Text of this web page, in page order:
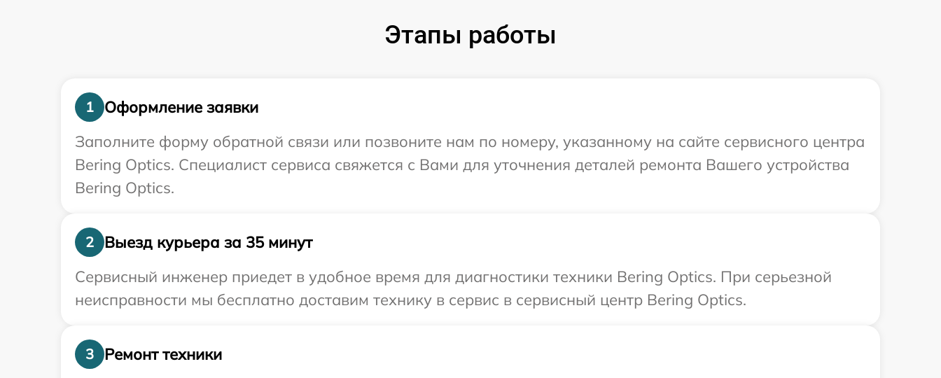
Этапы работы
1
Оформление заявки
Заполните форму обратной связи или позвоните нам по номеру, указанному на сайте сервисного центра
Bering Optics. Специалист сервиса свяжется с Вами для уточнения деталей ремонта Вашего устройства
Bering Optics.
2
Выезд курьера за 35 минут
Сервисный инженер приедет в удобное время для диагностики техники Bering Optics. При серьезной
неисправности мы бесплатно доставим технику в сервис в сервисный центр Bering Optics.
3
Ремонт техники